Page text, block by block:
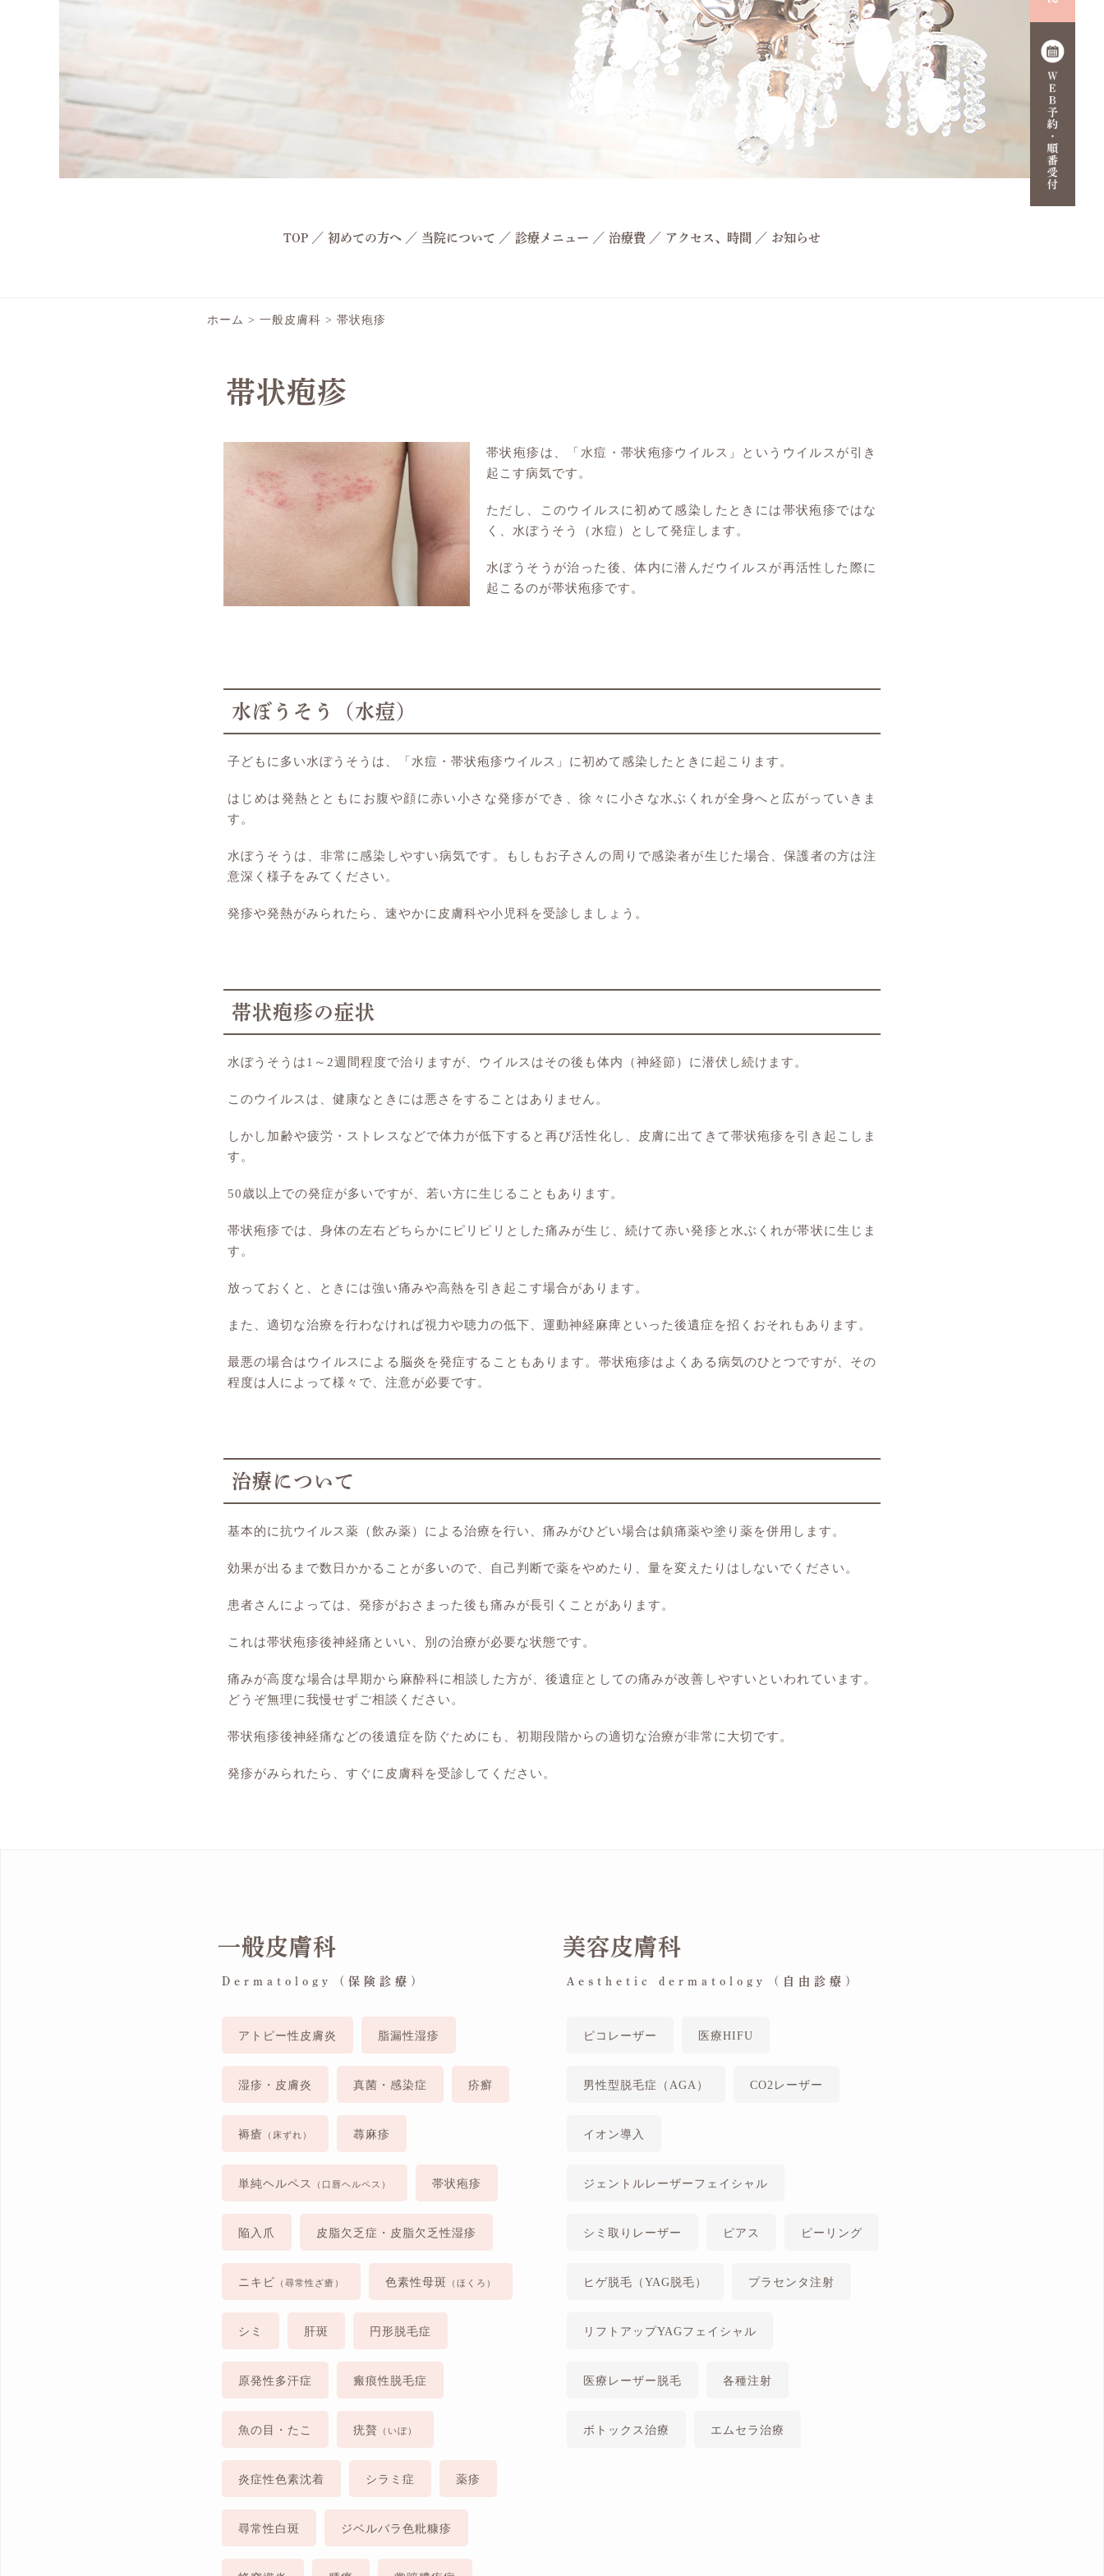
TOP ／ 初めての方へ ／ 当院について ／ 診療メニュー ／ 治療費 ／ アクセス、時間 ／ お知らせ
ホーム > 一般皮膚科 > 帯状疱疹
帯状疱疹
帯状疱疹は、「水痘・帯状疱疹ウイルス」というウイルスが引き
起こす病気です。
ただし、このウイルスに初めて感染したときには帯状疱疹ではな
く、水ぼうそう（水痘）として発症します。
水ぼうそうが治った後、体内に潜んだウイルスが再活性した際に
起こるのが帯状疱疹です。
水ぼうそう（水痘）
子どもに多い水ぼうそうは、「水痘・帯状疱疹ウイルス」に初めて感染したときに起こります。
はじめは発熱とともにお腹や顔に赤い小さな発疹ができ、徐々に小さな水ぶくれが全身へと広がっていきま
す。
水ぼうそうは、非常に感染しやすい病気です。もしもお子さんの周りで感染者が生じた場合、保護者の方は注
意深く様子をみてください。
発疹や発熱がみられたら、速やかに皮膚科や小児科を受診しましょう。
帯状疱疹の症状
水ぼうそうは1～2週間程度で治りますが、ウイルスはその後も体内（神経節）に潜伏し続けます。
このウイルスは、健康なときには悪さをすることはありません。
しかし加齢や疲労・ストレスなどで体力が低下すると再び活性化し、皮膚に出てきて帯状疱疹を引き起こしま
す。
50歳以上での発症が多いですが、若い方に生じることもあります。
帯状疱疹では、身体の左右どちらかにピリピリとした痛みが生じ、続けて赤い発疹と水ぶくれが帯状に生じま
す。
放っておくと、ときには強い痛みや高熱を引き起こす場合があります。
また、適切な治療を行わなければ視力や聴力の低下、運動神経麻痺といった後遺症を招くおそれもあります。
最悪の場合はウイルスによる脳炎を発症することもあります。帯状疱疹はよくある病気のひとつですが、その
程度は人によって様々で、注意が必要です。
治療について
基本的に抗ウイルス薬（飲み薬）による治療を行い、痛みがひどい場合は鎮痛薬や塗り薬を併用します。
効果が出るまで数日かかることが多いので、自己判断で薬をやめたり、量を変えたりはしないでください。
患者さんによっては、発疹がおさまった後も痛みが長引くことがあります。
これは帯状疱疹後神経痛といい、別の治療が必要な状態です。
痛みが高度な場合は早期から麻酔科に相談した方が、後遺症としての痛みが改善しやすいといわれています。
どうぞ無理に我慢せずご相談ください。
帯状疱疹後神経痛などの後遺症を防ぐためにも、初期段階からの適切な治療が非常に大切です。
発疹がみられたら、すぐに皮膚科を受診してください。
一般皮膚科
Dermatology (保険診療)
アトピー性皮膚炎 脂漏性湿疹
湿疹・皮膚炎 真菌・感染症 疥癬
褥瘡 （床ずれ） 蕁麻疹
単純ヘルペス （口唇ヘルペス） 帯状疱疹
陥入爪 皮脂欠乏症・皮脂欠乏性湿疹
ニキビ （尋常性ざ瘡） 色素性母斑 （ほくろ）
シミ 肝斑 円形脱毛症
原発性多汗症 瘢痕性脱毛症
魚の目・たこ 疣贅 （いぼ）
炎症性色素沈着 シラミ症 薬疹
尋常性白斑 ジベルバラ色粃糠疹
美容皮膚科
Aesthetic dermatology (自由診療)
ピコレーザー 医療HIFU
男性型脱毛症（AGA） CO2レーザー
イオン導入
ジェントルレーザーフェイシャル
シミ取りレーザー ピアス ピーリング
ヒゲ脱毛（YAG脱毛） プラセンタ注射
リフトアップYAGフェイシャル
医療レーザー脱毛 各種注射
ボトックス治療 エムセラ治療